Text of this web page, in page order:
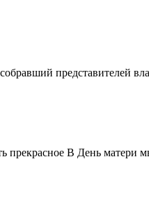
представителей
В День матери